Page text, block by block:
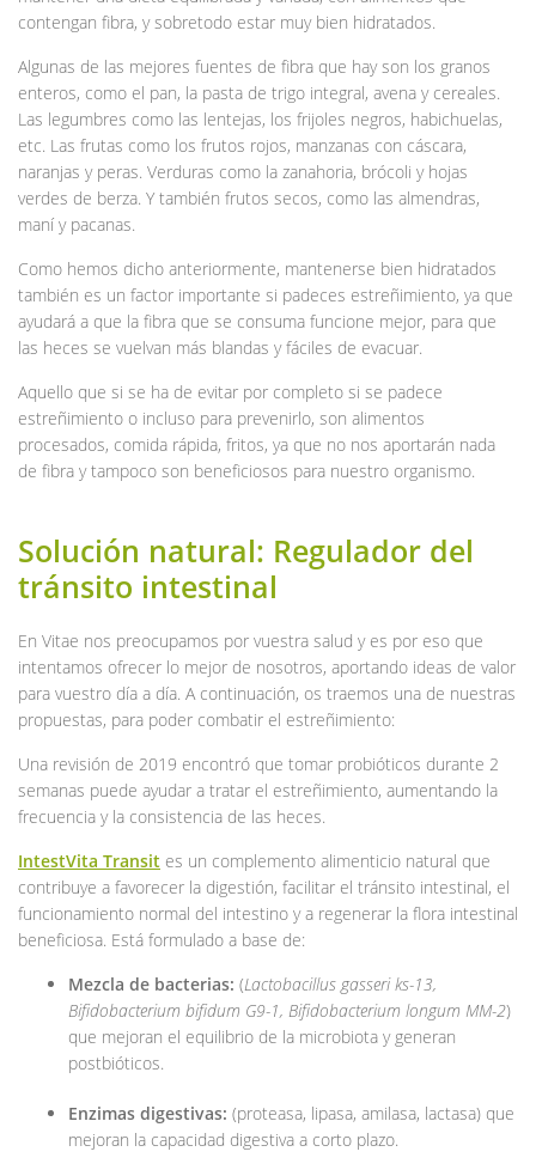
contengan fibra, y sobretodo estar muy bien hidratados.
Algunas de las mejores fuentes de fibra que hay son los granos
enteros, como el pan, la pasta de trigo integral, avena y cereales.
Las legumbres como las lentejas, los frijoles negros, habichuelas,
etc. Las frutas como los frutos rojos, manzanas con cáscara,
naranjas y peras. Verduras como la zanahoria, brócoli y hojas
verdes de berza. Y también frutos secos, como las almendras,
maní y pacanas.
Como hemos dicho anteriormente, mantenerse bien hidratados
también es un factor importante si padeces estreñimiento, ya que
ayudará a que la fibra que se consuma funcione mejor, para que
las heces se vuelvan más blandas y fáciles de evacuar.
Aquello que si se ha de evitar por completo si se padece
estreñimiento o incluso para prevenirlo, son alimentos
procesados, comida rápida, fritos, ya que no nos aportarán nada
de fibra y tampoco son beneficiosos para nuestro organismo.
Solución natural: Regulador del
tránsito intestinal
En Vitae nos preocupamos por vuestra salud y es por eso que
intentamos ofrecer lo mejor de nosotros, aportando ideas de valor
para vuestro día a día. A continuación, os traemos una de nuestras
propuestas, para poder combatir el estreñimiento:
Una revisión de 2019 encontró que tomar probióticos durante 2
semanas puede ayudar a tratar el estreñimiento, aumentando la
frecuencia y la consistencia de las heces.
IntestVita Transit es un complemento alimenticio natural que
contribuye a favorecer la digestión, facilitar el tránsito intestinal, el
funcionamiento normal del intestino y a regenerar la flora intestinal
beneficiosa. Está formulado a base de:
Mezcla de bacterias: (Lactobacillus gasseri ks-13,
Bifidobacterium bifidum G9-1, Bifidobacterium longum MM-2)
que mejoran el equilibrio de la microbiota y generan
postbióticos.
Enzimas digestivas: (proteasa, lipasa, amilasa, lactasa) que
mejoran la capacidad digestiva a corto plazo.